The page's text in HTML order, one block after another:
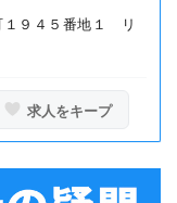
１９４５番地１ リ
求人をキープ